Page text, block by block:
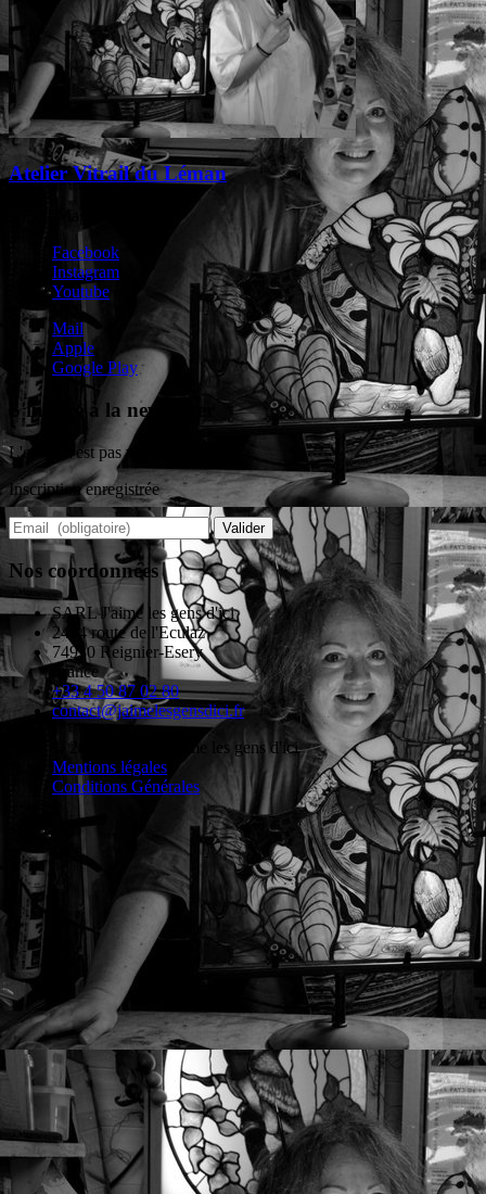
Atelier Vitrail du Léman
Facebook
Instagram
Youtube
Mail
Apple
Google Play
S'incrire à la newsletter
L'email n'est pas valide
Inscription enregistrée
Valider
Nos coordonnées
SARL J'aime les gens d'ici
2484 route de l'Eculaz
74930 Reignier-Esery
France
+33 4 50 87 02 80
contact@jaimelesgensdici.fr
© 2026 - SARL j'aime les gens d'ici
Mentions légales
Conditions Générales